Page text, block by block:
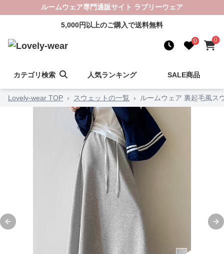
ルームウェア専門通販サイト ラブリーウェア
5,000円以上のご購入で送料無料
0 0
カテゴリ検索 人気ランキング SALE商品
Lovely-wear TOP › スウェットの一覧 › ルームウェア 裏起毛風ス
Previous slide